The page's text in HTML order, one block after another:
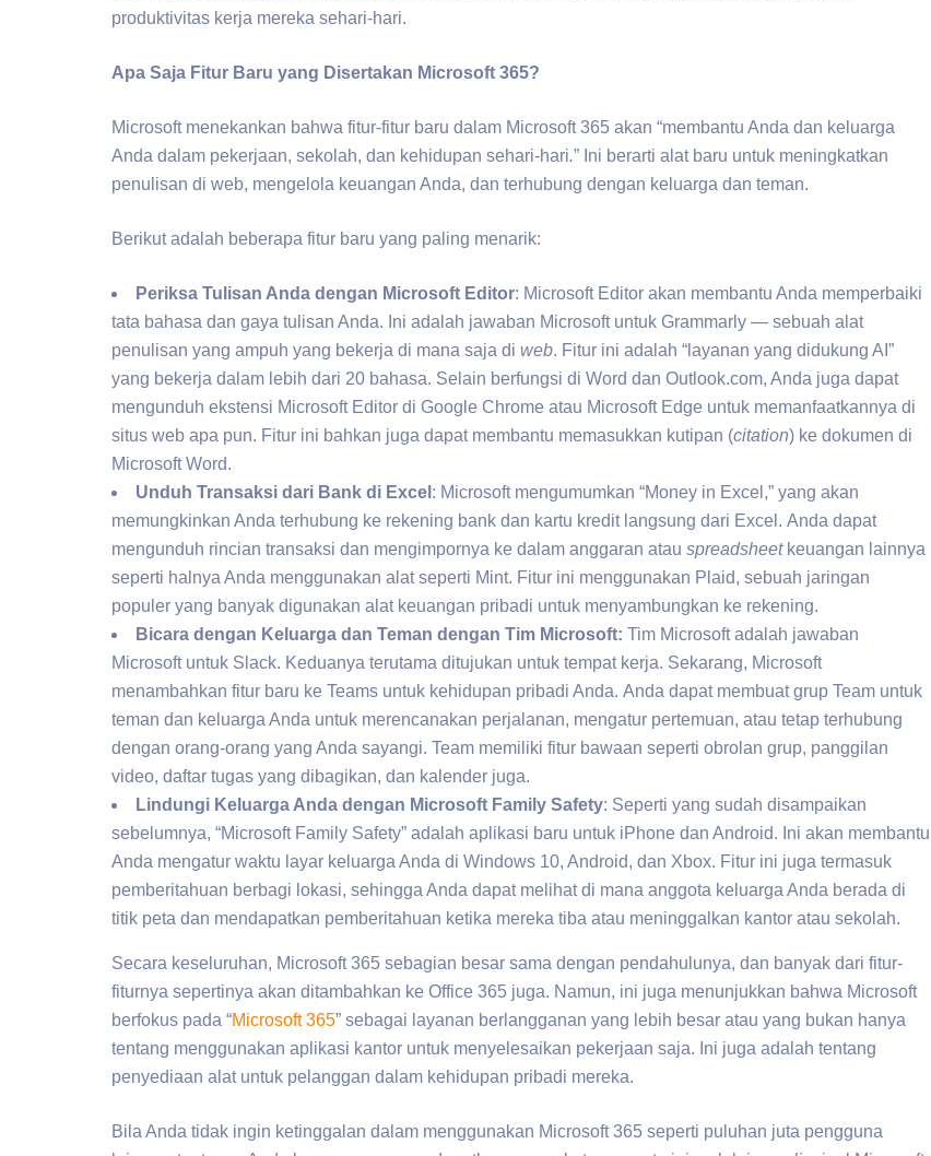
produktivitas kerja mereka sehari-hari.
Apa Saja Fitur Baru yang Disertakan Microsoft 365?
Microsoft menekankan bahwa fitur-fitur baru dalam Microsoft 365 akan “membantu Anda dan keluarga
Anda dalam pekerjaan, sekolah, dan kehidupan sehari-hari.” Ini berarti alat baru untuk meningkatkan
penulisan di web, mengelola keuangan Anda, dan terhubung dengan keluarga dan teman.
Berikut adalah beberapa fitur baru yang paling menarik:
Periksa Tulisan Anda dengan Microsoft Editor: Microsoft Editor akan membantu Anda memperbaiki
tata bahasa dan gaya tulisan Anda. Ini adalah jawaban Microsoft untuk Grammarly — sebuah alat
penulisan yang ampuh yang bekerja di mana saja di web. Fitur ini adalah “layanan yang didukung AI”
yang bekerja dalam lebih dari 20 bahasa. Selain berfungsi di Word dan Outlook.com, Anda juga dapat
mengunduh ekstensi Microsoft Editor di Google Chrome atau Microsoft Edge untuk memanfaatkannya di
situs web apa pun. Fitur ini bahkan juga dapat membantu memasukkan kutipan (citation) ke dokumen di
Microsoft Word.
Unduh Transaksi dari Bank di Excel : Microsoft mengumumkan “Money in Excel,” yang akan
memungkinkan Anda terhubung ke rekening bank dan kartu kredit langsung dari Excel. Anda dapat
mengunduh rincian transaksi dan mengimpornya ke dalam anggaran atau spreadsheetkeuangan lainnya
seperti halnya Anda menggunakan alat seperti Mint. Fitur ini menggunakan Plaid, sebuah jaringan
populer yang banyak digunakan alat keuangan pribadi untuk menyambungkan ke rekening.
Bicara dengan Keluarga dan Teman dengan Tim Microsoft: Tim Microsoft adalah jawaban
Microsoft untuk Slack. Keduanya terutama ditujukan untuk tempat kerja. Sekarang, Microsoft
menambahkan fitur baru ke Teams untuk kehidupan pribadi Anda. Anda dapat membuat grup Team untuk
teman dan keluarga Anda untuk merencanakan perjalanan, mengatur pertemuan, atau tetap terhubung
dengan orang-orang yang Anda sayangi. Team memiliki fitur bawaan seperti obrolan grup, panggilan
video, daftar tugas yang dibagikan, dan kalender juga.
Lindungi Keluarga Anda dengan Microsoft Family Safety: Seperti yang sudah disampaikan
sebelumnya, “Microsoft Family Safety” adalah aplikasi baru untuk iPhone dan Android. Ini akan membantu
Anda mengatur waktu layar keluarga Anda di Windows 10, Android, dan Xbox. Fitur ini juga termasuk
pemberitahuan berbagi lokasi, sehingga Anda dapat melihat di mana anggota keluarga Anda berada di
titik peta dan mendapatkan pemberitahuan ketika mereka tiba atau meninggalkan kantor atau sekolah.
Secara keseluruhan, Microsoft 365 sebagian besar sama dengan pendahulunya, dan banyak dari fitur-
fiturnya sepertinya akan ditambahkan ke Office 365 juga. Namun, ini juga menunjukkan bahwa Microsoft
berfokus pada “Microsoft 365” sebagai layanan berlangganan yang lebih besar atau yang bukan hanya
tentang menggunakan aplikasi kantor untuk menyelesaikan pekerjaan saja. Ini juga adalah tentang
penyediaan alat untuk pelanggan dalam kehidupan pribadi mereka.
Bila Anda tidak ingin ketinggalan dalam menggunakan Microsoft 365 seperti puluhan juta pengguna